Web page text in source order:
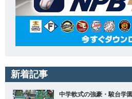
新着記事
中学軟式の強豪・駿台学